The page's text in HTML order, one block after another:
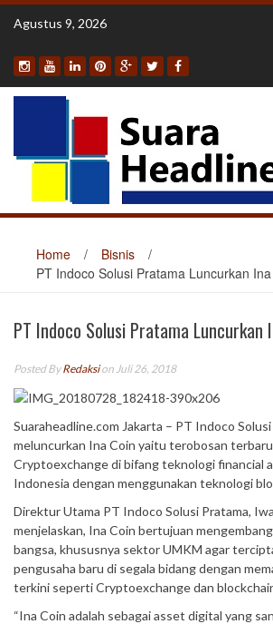
Skip
Agustus 9, 2026
Home / Bisnis
/
PT Indoco Solusi Pratama Luncurkan
PT Indoco Solusi Pratama Luncurkan
Posted ByRedaksion Juli 26, 2018
Suaraheadline.com Jakarta – PT Indoco
meluncurkan Ina Coin yaitu terobosan terbaru
Cryptoexchange di bifang teknologi financial
Indonesia dengan menggunakan teknologi
Direktur Utama PT Indoco Solusi Pratama,
menjelaskan, Ina Coin bertujuan
bangsa, khususnya sektor UMKM agar
pengusaha baru di segala bidang dengan
terkini seperti Cryptoexchange dan
“Ina Coin adalah sebagai asset digital yang